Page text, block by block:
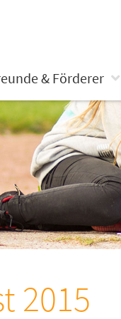
& Förderer
2015